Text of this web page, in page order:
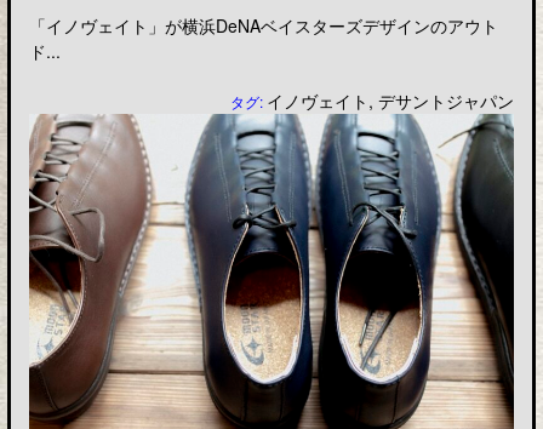
「イノヴェイト」が横浜DeNAベイスターズデザインのアウト
ド...
タグ: イノヴェイト ,デサントジャパン